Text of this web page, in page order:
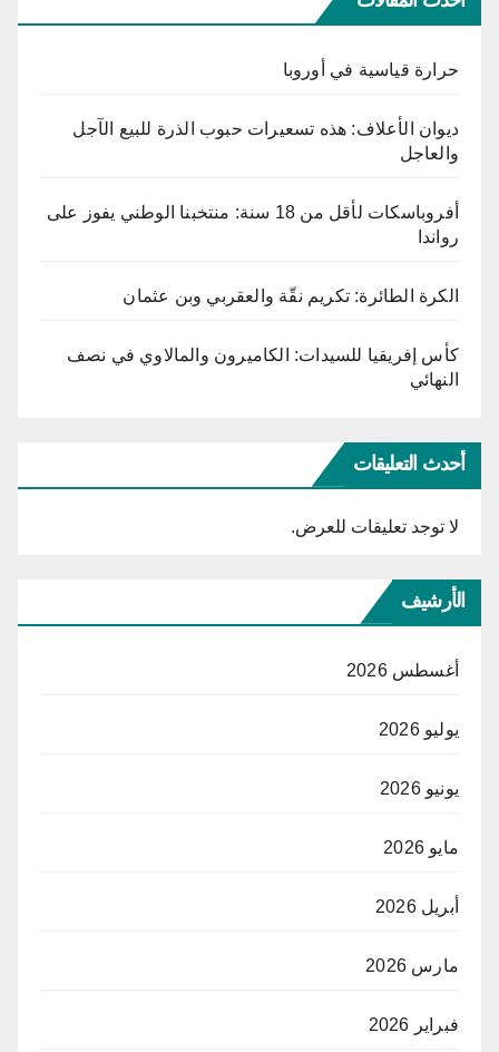
حرارة قياسية في أوروبا
ديوان الأعلاف: هذه تسعيرات حبوب الذرة للبيع الآجل
والعاجل
أفروباسكات لأقل من 18 سنة: منتخبنا الوطني يفوز على
رواندا
الكرة الطائرة: تكريم نقّة والعقربي وبن عثمان
كأس إفريقيا للسيدات: الكاميرون والمالاوي في نصف
النهائي
أحدث التعليقات
لا توجد تعليقات للعرض.
الأرشيف
أغسطس 2026
يوليو 2026
يونيو 2026
مايو 2026
أبريل 2026
مارس 2026
فبراير 2026